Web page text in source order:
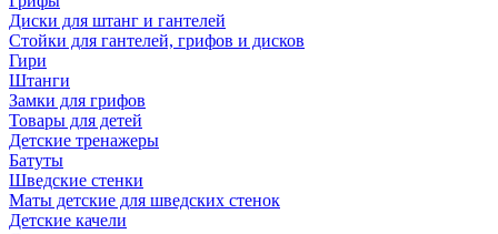
Диски для штанг и гантелей
Стойки для гантелей, грифов и дисков
Гири
Штанги
Замки для грифов
Товары для детей
Детские тренажеры
Батуты
Шведские стенки
Маты детские для шведских стенок
Детские качели